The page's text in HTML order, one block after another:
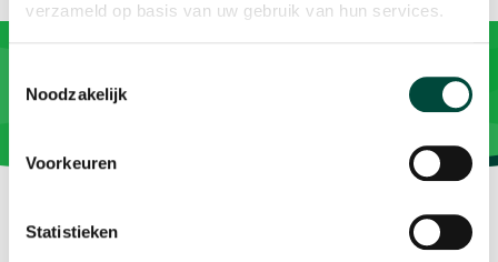
verzameld op basis van uw gebruik van hun services.
Noodzakelijk
Voorkeuren
Statistieken